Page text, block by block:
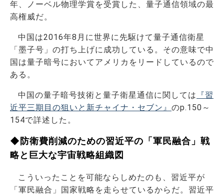
年、ノーベル物理学賞を受賞した、量子通信領域の最
高権威だ。
中国は2016年8月に世界に先駆けて量子通信衛星
「墨子号」の打ち上げに成功している。その意味で中
国は量子暗号においてアメリカをリードしているので
ある。
中国の量子暗号技術と量子衛星通信に関しては 『習
近平三期目の狙いと新チャイナ・セブン』 のp.150～
154で詳述した。
◆防衛費削減のための習近平の「軍民融合」戦
略と巨大な宇宙戦略組織図
こういったことを可能ならしめたのも、習近平が
「軍民融合」国家戦略を走らせているからだ。習近平